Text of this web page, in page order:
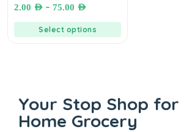
2.00 AED – 75.00 AED
Select options
Your Stop Shop for
Home Grocery